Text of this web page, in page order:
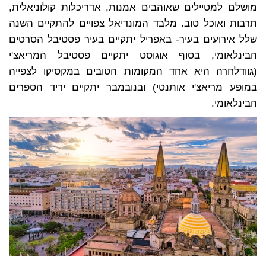
מושלם למטיילים שאוהבים אמנות, אדריכלות קולוניאלית,
תרבות ואוכל טוב. מלבד המונדיאל צפויים להתקיים השנה
שלל אירועים בעיר- באפריל יתקיים בעיר פסטיבל הסרטים
הבינלאומי, בסוף אוגוסט יתקיים פסטיבל המריאצ'י
(גוודלחרה היא אחד המקומות הטובים במקסיקו לצפייה
במופע מריאצ'י אותנטי) ובנובמבר יתקיים יריד הספרים
הבינלאומי.